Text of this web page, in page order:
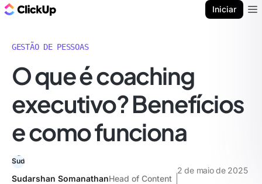
Iniciar
GESTÃO DE PESSOAS
O que é coaching
executivo? Benefícios
e como funciona
Sudarshan SomanathanHead of Content
2 de maio de 2025